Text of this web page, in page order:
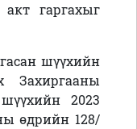
гаргахыг
шүүхийн
Захиргааны
2023
өдрийн 128/